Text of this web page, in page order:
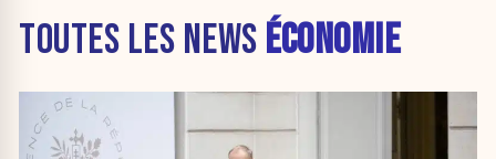
TOUTES LES NEWS ÉCONOMIE